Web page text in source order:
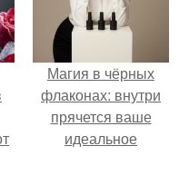
Магия в чёрных
флаконах: внутри
прячется ваше
идеальное